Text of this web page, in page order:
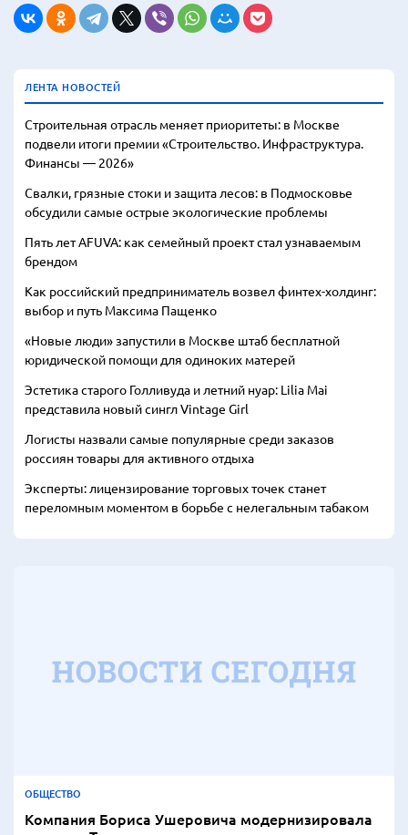
ЛЕНТА НОВОСТЕЙ
Строительная отрасль меняет приоритеты: в Москве
подвели итоги премии «Строительство. Инфраструктура.
Финансы — 2026»
Свалки, грязные стоки и защита лесов: в Подмосковье
обсудили самые острые экологические проблемы
Пять лет AFUVA: как семейный проект стал узнаваемым
брендом
Как российский предприниматель возвел финтех-холдинг:
выбор и путь Максима Пащенко
«Новые люди» запустили в Москве штаб бесплатной
юридической помощи для одиноких матерей
Эстетика старого Голливуда и летний нуар: Lilia Mai
представила новый сингл Vintage Girl
Логисты назвали самые популярные среди заказов
россиян товары для активного отдыха
Эксперты: лицензирование торговых точек станет
переломным моментом в борьбе с нелегальным табаком
ОБЩЕСТВО
Компания Бориса Ушеровича модернизировала